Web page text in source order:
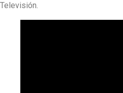
Televisión.